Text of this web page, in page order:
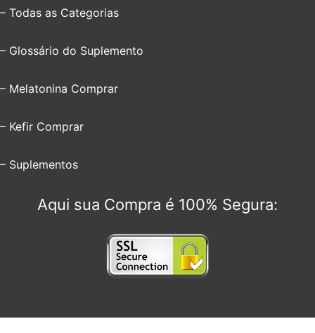
– Todas as Categorias
– Glossário do Suplemento
– Melatonina Comprar
– Kefir Comprar
– Suplementos
Aqui sua Compra é 100% Segura: